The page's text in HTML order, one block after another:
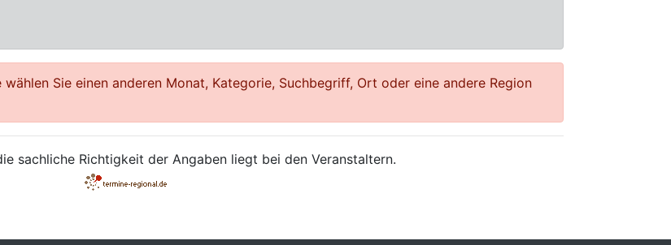
Sie einen anderen Monat, Kategorie, Suchbegriff, Ort oder eine andere Region
sachliche Richtigkeit der Angaben liegt bei den Veranstaltern.